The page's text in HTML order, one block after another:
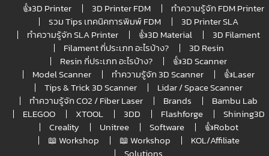
👍3D Printer 3D Printer FDM
ทำความรู้จัก FDM Printer
รวม Tips เทคนิคการพิมพ์ FDM
3D Printer SLA
ทำความรู้จัก SLA Printer
👍3D Material
3D Filament
Filament กี่ประเภท อะไรบ้าง?
3D Resin
Resin กี่ประเภท อะไรบ้าง?
👍3D Scanner
Model Scanner
ทำความรู้จัก 3D Scanner
👍Laser
Tips & Trick 3D Scanner
Lidar / Space Scanner
ทำความรู้จัก CO2 / Fiber Laser
Brands
Bambu Lab
ELEGOO
XTOOL 3DD Flashforge
Shining3D
Creality
Unitree Software
👍Robot
📖 Workshop
📖 Workshop
KOL/Affiliate
Solutions